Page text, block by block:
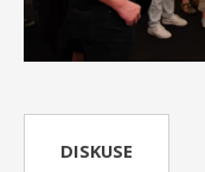
DISKUSE